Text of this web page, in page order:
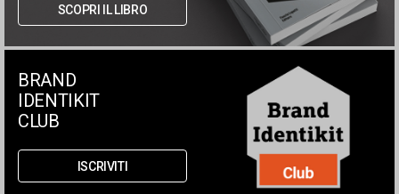
SCOPRI IL LIBRO
BRAND
IDENTIKIT
CLUB
ISCRIVITI